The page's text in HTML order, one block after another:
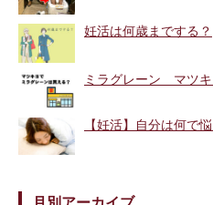
妊活は何歳までする？
ミラグレーン マツ
【妊活】自分は何で